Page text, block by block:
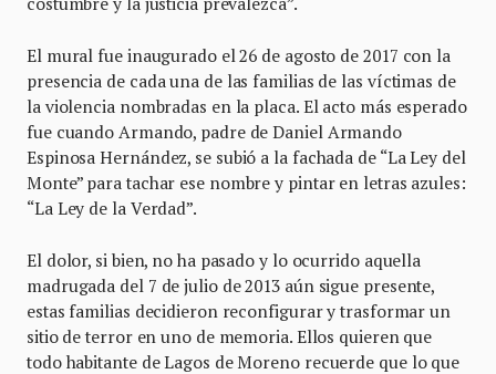
El mural fue inaugurado el 26 de agosto de 2017 con la
presencia de cada una de las familias de las víctimas de
la violencia nombradas en la placa. El acto más esperado
fue cuando Armando, padre de Daniel Armando
Espinosa Hernández, se subió a la fachada de “La Ley del
Monte” para tachar ese nombre y pintar en letras azules:
“La Ley de la Verdad”.
El dolor, si bien, no ha pasado y lo ocurrido aquella
madrugada del 7 de julio de 2013 aún sigue presente,
estas familias decidieron reconfigurar y trasformar un
sitio de terror en uno de memoria. Ellos quieren que
todo habitante de Lagos de Moreno recuerde que lo que